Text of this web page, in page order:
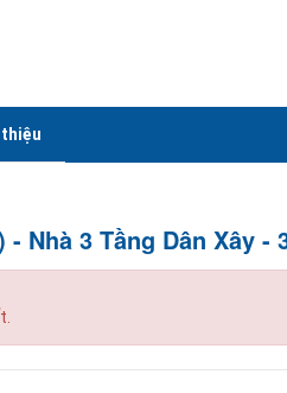
Nhà 3 Tầng Dân Xây -